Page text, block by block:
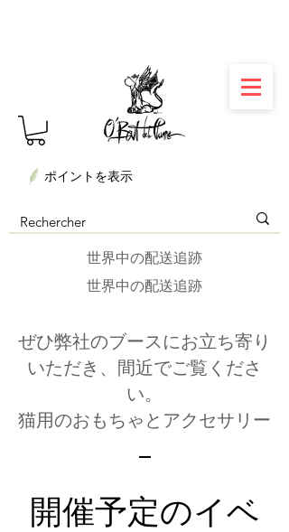
世界中の配送追跡
ポイントを表示
世界中の配送追跡
ぜひ弊社のブースにお立ち寄り
いただき、間近でご覧くださ
い。
猫用のおもちゃとアクセサリー
開催予定のイベ